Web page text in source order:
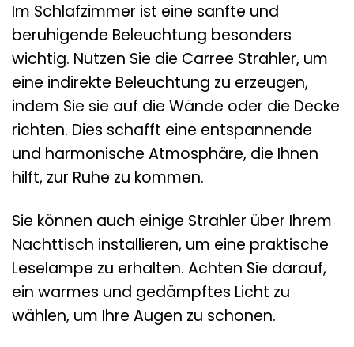
Im Schlafzimmer ist eine sanfte und
beruhigende Beleuchtung besonders
wichtig. Nutzen Sie die Carree Strahler, um
eine indirekte Beleuchtung zu erzeugen,
indem Sie sie auf die Wände oder die Decke
richten. Dies schafft eine entspannende
und harmonische Atmosphäre, die Ihnen
hilft, zur Ruhe zu kommen.
Sie können auch einige Strahler über Ihrem
Nachttisch installieren, um eine praktische
Leselampe zu erhalten. Achten Sie darauf,
ein warmes und gedämpftes Licht zu
wählen, um Ihre Augen zu schonen.